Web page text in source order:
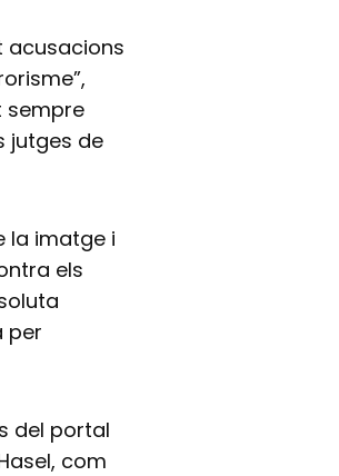
acusacions
sempre
jutges de
la imatge i
els
per
del portal
com